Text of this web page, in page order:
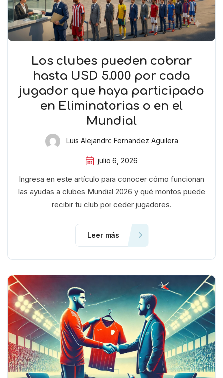
Los clubes pueden cobrar
hasta USD 5.000 por cada
jugador que haya participado
en Eliminatorias o en el
Mundial
Luis Alejandro Fernandez Aguilera
julio 6, 2026
Ingresa en este artículo para conocer cómo funcionan
las ayudas a clubes Mundial 2026 y qué montos puede
recibir tu club por ceder jugadores.
Leer más